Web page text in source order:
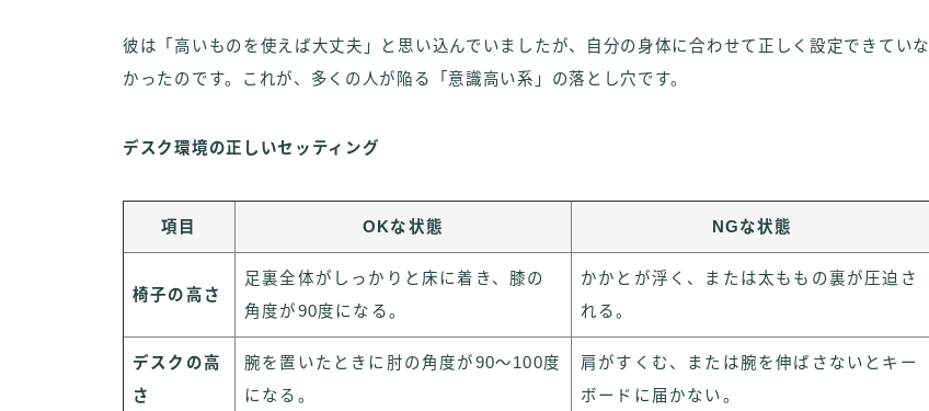
彼は「高いものを使えば大丈夫」と思い込んでいましたが、自分の身体に合わせて正しく設定できていな
かったのです。これが、多くの人が陥る「意識高い系」の落とし穴です。
デスク環境の正しいセッティング
項目 OKな状態 NGな状態
椅子の高さ
足裏全体がしっかりと床に着き、膝の
角度が90度になる。
かかとが浮く、または太ももの裏が圧迫さ
れる。
デスクの高
さ
腕を置いたときに肘の角度が90〜100度
になる。
肩がすくむ、または腕を伸ばさないとキー
ボードに届かない。